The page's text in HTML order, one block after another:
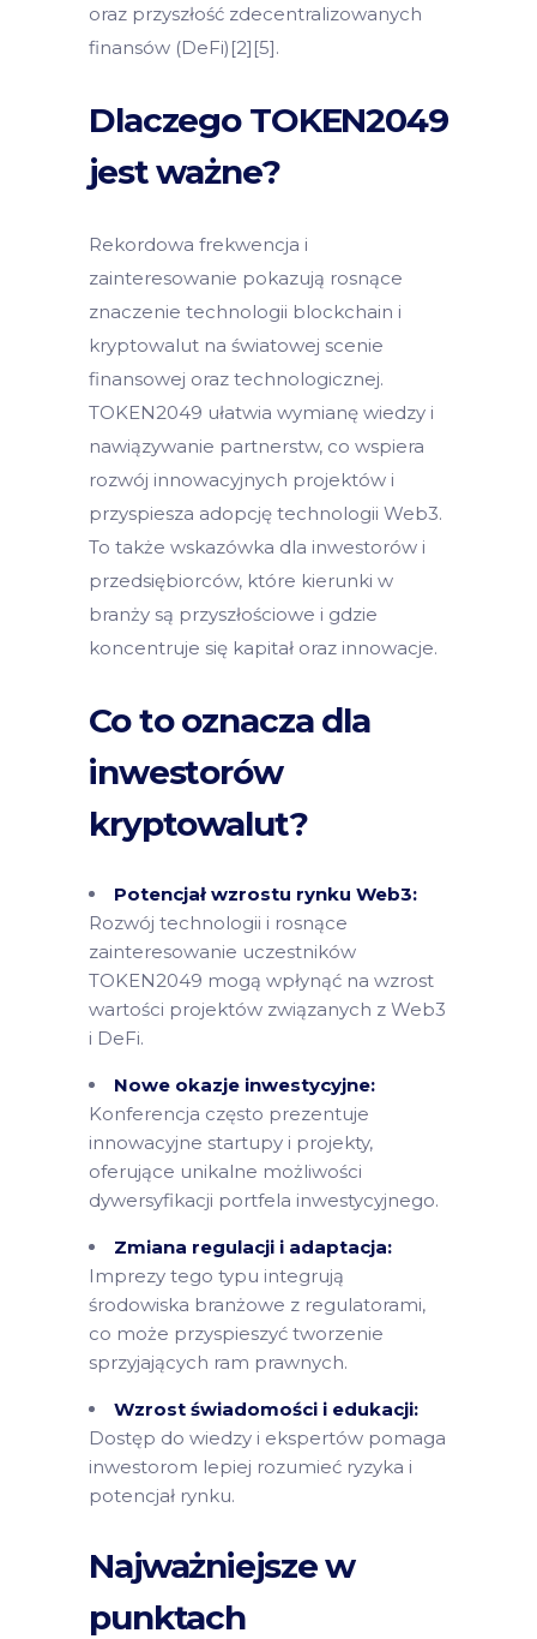
oraz przyszłość zdecentralizowanych
finansów (DeFi)[2][5].
Dlaczego TOKEN2049
jest ważne?
Rekordowa frekwencja i
zainteresowanie pokazują rosnące
znaczenie technologii blockchain i
kryptowalut na światowej scenie
finansowej oraz technologicznej.
TOKEN2049 ułatwia wymianę wiedzy i
nawiązywanie partnerstw, co wspiera
rozwój innowacyjnych projektów i
przyspiesza adopcję technologii Web3.
To także wskazówka dla inwestorów i
przedsiębiorców, które kierunki w
branży są przyszłościowe i gdzie
koncentruje się kapitał oraz innowacje.
Co to oznacza dla
inwestorów
kryptowalut?
Potencjał wzrostu rynku Web3:
Rozwój technologii i rosnące
zainteresowanie uczestników
TOKEN2049 mogą wpłynąć na wzrost
wartości projektów związanych z Web3
i DeFi.
Nowe okazje inwestycyjne:
Konferencja często prezentuje
innowacyjne startupy i projekty,
oferujące unikalne możliwości
dywersyfikacji portfela inwestycyjnego.
Zmiana regulacji i adaptacja:
Imprezy tego typu integrują
środowiska branżowe z regulatorami,
co może przyspieszyć tworzenie
sprzyjających ram prawnych.
Wzrost świadomości i edukacji:
Dostęp do wiedzy i ekspertów pomaga
inwestorom lepiej rozumieć ryzyka i
potencjał rynku.
Najważniejsze w
punktach